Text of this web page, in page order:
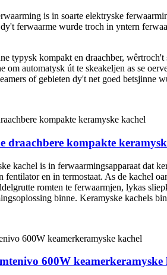
is in soarte elektryske
ferwaarme wurde troch in yntern
typysk kompakt en draachber,
om automatysk út te skeakeljen as se
of gebieten dy't net goed betsjinne
draachbere kompakte
kachel is in ferwaarmingsapparaat dat
fentilator en in termostaat. As de kachel
romten te ferwaarmjen, lykas
binne. Keramyske kachels
600W keamerkeramyske